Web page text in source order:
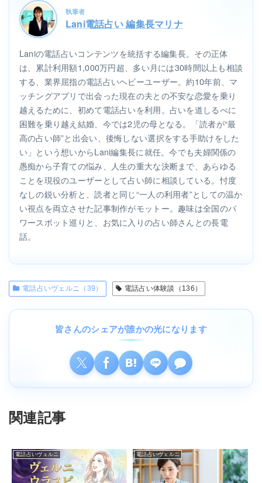
執筆者
Lani電話占い 編集長マリナ
Laniの電話占いコンテンツを統括する編集長。その正体
は、累計利用額1,000万円超、多い月には30時間以上も相談
する、業界屈指の電話占いヘビーユーザー。約10年前、マ
ッチングアプリで出会った現在の夫との不安な恋愛を乗り
越えるために、初めて電話占いを利用。占いを道しるべに
困難を乗り越え結婚、今では2児の母となる。「読者が“最
高の占い師”と出会い、後悔しない選択をする手助けをした
い」という想いからLani編集長に就任。今でも夫婦関係の
愚痴から子育ての悩み、人生の重大な決断まで、あらゆる
ことを現役のユーザーとして占い師に相談している。忖度
なしの鋭い分析と、読者と同じ“一人の利用者”としての温か
い視点を両立させた記事制作がモットー。趣味は全国のパ
ワースポット巡りと、お気に入りの占い師さんとの長電
話。
電話占いヴェルニ（39） 電話占い体験談（136）
皆さんのシェアが誰かの光になります
関連記事
電話占いヴェルニ 電話占いヴェルニ